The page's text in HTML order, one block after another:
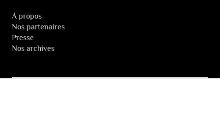
À propos
Nos partenaires
Presse
Nos archives